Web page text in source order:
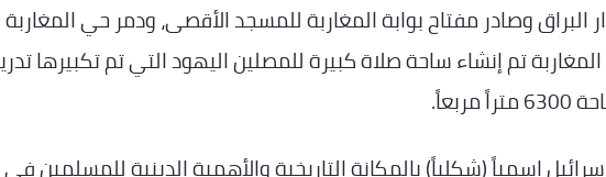
البراق وصادر مفتاح بوابة المغاربة للمسجد الأقصى، ودمر حي
تم إنشاء ساحة صلاة كبيرة للمصلين اليهود التي تم تكبيرها
اعترفت إسرائيل اسمياً (شكلياً) بالمكانة التاريخية والأهمية الدينية للمسلمين في